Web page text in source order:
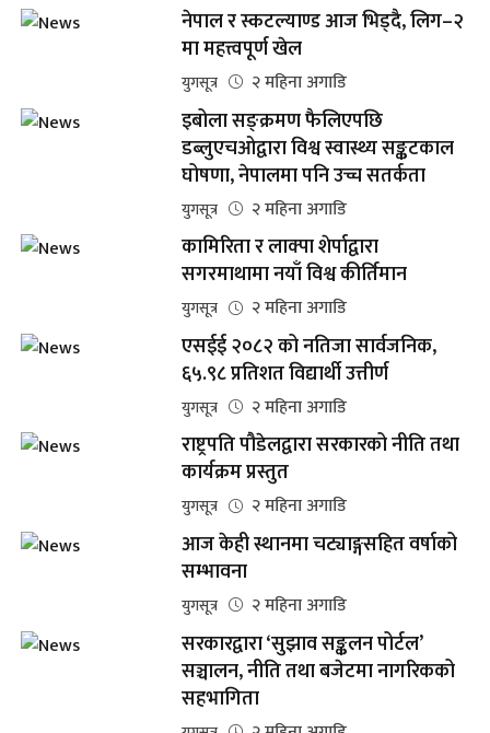
नेपाल र स्कटल्याण्ड आज भिड्दै, लिग–२
मा महत्त्वपूर्ण खेल
युगसूत्र २ महिना अगाडि
इबोला सङ्क्रमण फैलिएपछि
डब्लुएचओद्वारा विश्व स्वास्थ्य सङ्कटकाल
घोषणा, नेपालमा पनि उच्च सतर्कता
युगसूत्र २ महिना अगाडि
कामिरिता र लाक्पा शेर्पाद्वारा
सगरमाथामा नयाँ विश्व कीर्तिमान
युगसूत्र २ महिना अगाडि
एसईई २०८२ को नतिजा सार्वजनिक,
६५.९८ प्रतिशत विद्यार्थी उत्तीर्ण
युगसूत्र २ महिना अगाडि
राष्ट्रपति पौडेलद्वारा सरकारको नीति तथा
कार्यक्रम प्रस्तुत
युगसूत्र २ महिना अगाडि
आज केही स्थानमा चट्याङ्गसहित वर्षाको
सम्भावना
युगसूत्र २ महिना अगाडि
सरकारद्वारा ‘सुझाव सङ्कलन पोर्टल’
सञ्चालन, नीति तथा बजेटमा नागरिकको
सहभागिता